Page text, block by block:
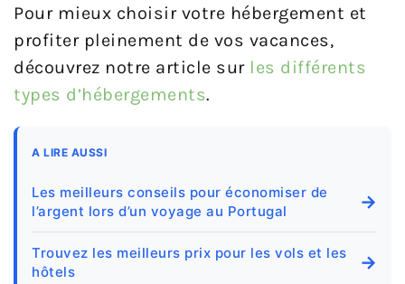
Pour mieux choisir votre hébergement et
profiter pleinement de vos vacances,
découvrez notre article sur les différents
types d’hébergements.
A LIRE AUSSI
Les meilleurs conseils pour économiser de
l’argent lors d’un voyage au Portugal
→
Trouvez les meilleurs prix pour les vols et les
hôtels
→